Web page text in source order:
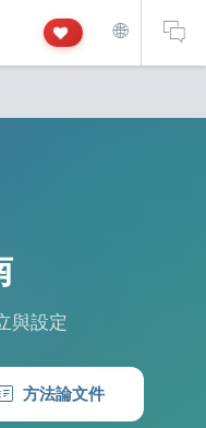
project website and
🌐
與設定
方法論文件